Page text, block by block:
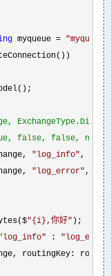
myqueue = "myqueue
true, false, false,
"log_info" , null
"log_error" ,
"{i},你好" );
log_info" : "log_error
routingKey: